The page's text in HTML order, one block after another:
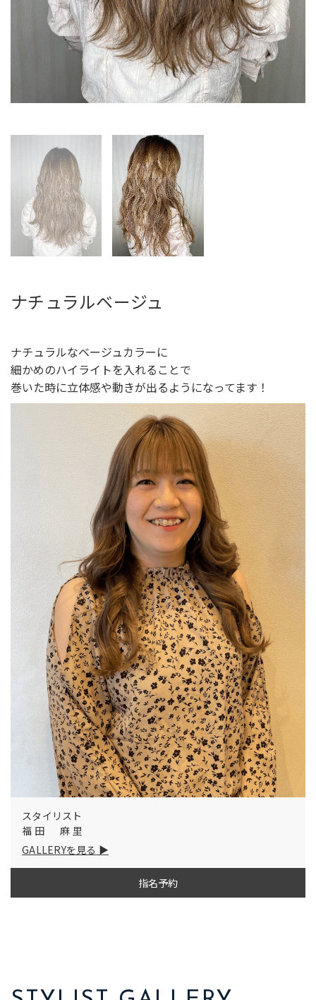
ナチュラルベージュ
ナチュラルなベージュカラーに
細かめのハイライトを入れることで
巻いた時に立体感や動きが出るようになってます！
スタイリスト
福田 麻里
GALLERYを見る
指名予約